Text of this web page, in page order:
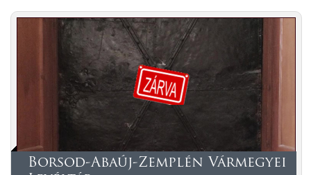
Borsod-Abaúj-Zemplén Vármegyei